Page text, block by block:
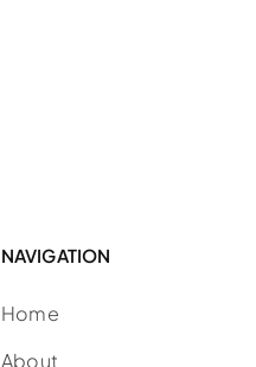
NAVIGATION
Home
About